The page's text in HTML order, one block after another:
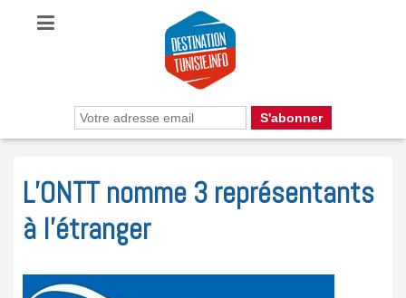
L’ONTT nomme 3 représentants
à l’étranger